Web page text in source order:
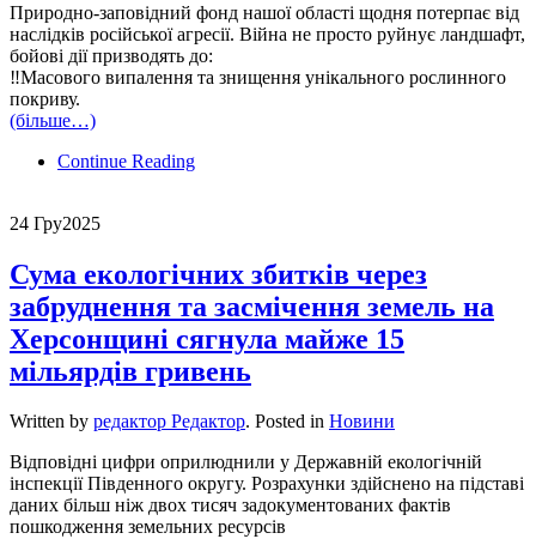
Природно-заповідний фонд нашої області щодня потерпає від
наслідків російської агресії. Війна не просто руйнує ландшафт,
бойові дії призводять до:
‼Масового випалення та знищення унікального рослинного
покриву.
(більше…)
Continue Reading
24 Гру2025
Сума екологічних збитків через
забруднення та засмічення земель на
Херсонщині сягнула майже 15
мільярдів гривень
Written by редактор Редактор. Posted in Новини
Відповідні цифри оприлюднили у Державній екологічній
інспекції Південного округу. Розрахунки здійснено на підставі
даних більш ніж двох тисяч задокументованих фактів
пошкодження земельних ресурсів